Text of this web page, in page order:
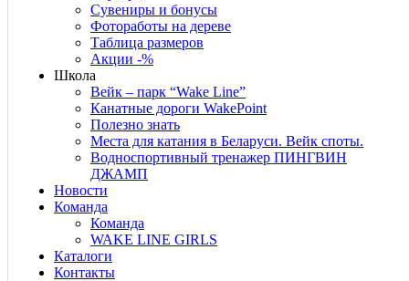
Сувениры и бонусы
Фотоработы на дереве
Таблица размеров
Акции -%
Школа
Вейк – парк “Wake Line”
Канатные дороги WakePoint
Полезно знать
Места для катания в Беларуси. Вейк споты.
Водноспортивный тренажер ПИНГВИН
ДЖАМП
Новости
Команда
Команда
WAKE LINE GIRLS
Каталоги
Контакты